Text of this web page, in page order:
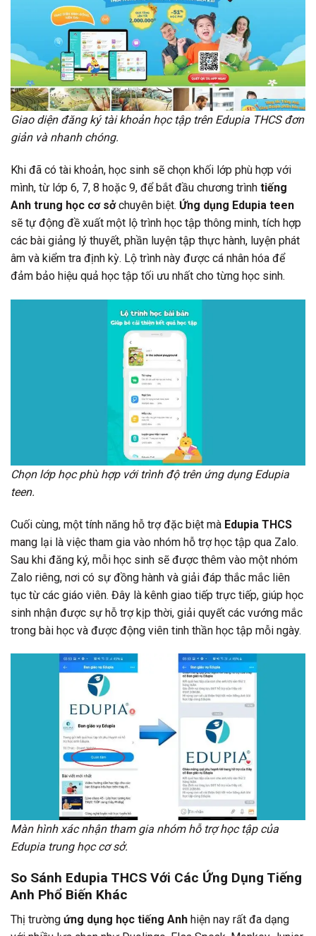
Giao diện đăng ký tài khoản học tập trên Edupia THCS đơn
giản và nhanh chóng.
Khi đã có tài khoản, học sinh sẽ chọn khối lớp phù hợp với
mình, từ lớp 6, 7, 8 hoặc 9, để bắt đầu chương trình tiếng
Anh trung học cơ sởchuyên biệt. Ứng dụng Edupia teen
sẽ tự động đề xuất một lộ trình học tập thông minh, tích hợp
các bài giảng lý thuyết, phần luyện tập thực hành, luyện phát
âm và kiểm tra định kỳ. Lộ trình này được cá nhân hóa để
đảm bảo hiệu quả học tập tối ưu nhất cho từng học sinh.
Chọn lớp học phù hợp với trình độ trên ứng dụng Edupia
teen.
Cuối cùng, một tính năng hỗ trợ đặc biệt mà Edupia THCS
mang lại là việc tham gia vào nhóm hỗ trợ học tập qua Zalo.
Sau khi đăng ký, mỗi học sinh sẽ được thêm vào một nhóm
Zalo riêng, nơi có sự đồng hành và giải đáp thắc mắc liên
tục từ các giáo viên. Đây là kênh giao tiếp trực tiếp, giúp học
sinh nhận được sự hỗ trợ kịp thời, giải quyết các vướng mắc
trong bài học và được động viên tinh thần học tập mỗi ngày.
Màn hình xác nhận tham gia nhóm hỗ trợ học tập của
Edupia trung học cơ sở.
So Sánh Edupia THCS Với Các Ứng Dụng Tiếng
Anh Phổ Biến Khác
Thị trường ứng dụng học tiếng Anh hiện nay rất đa dạng